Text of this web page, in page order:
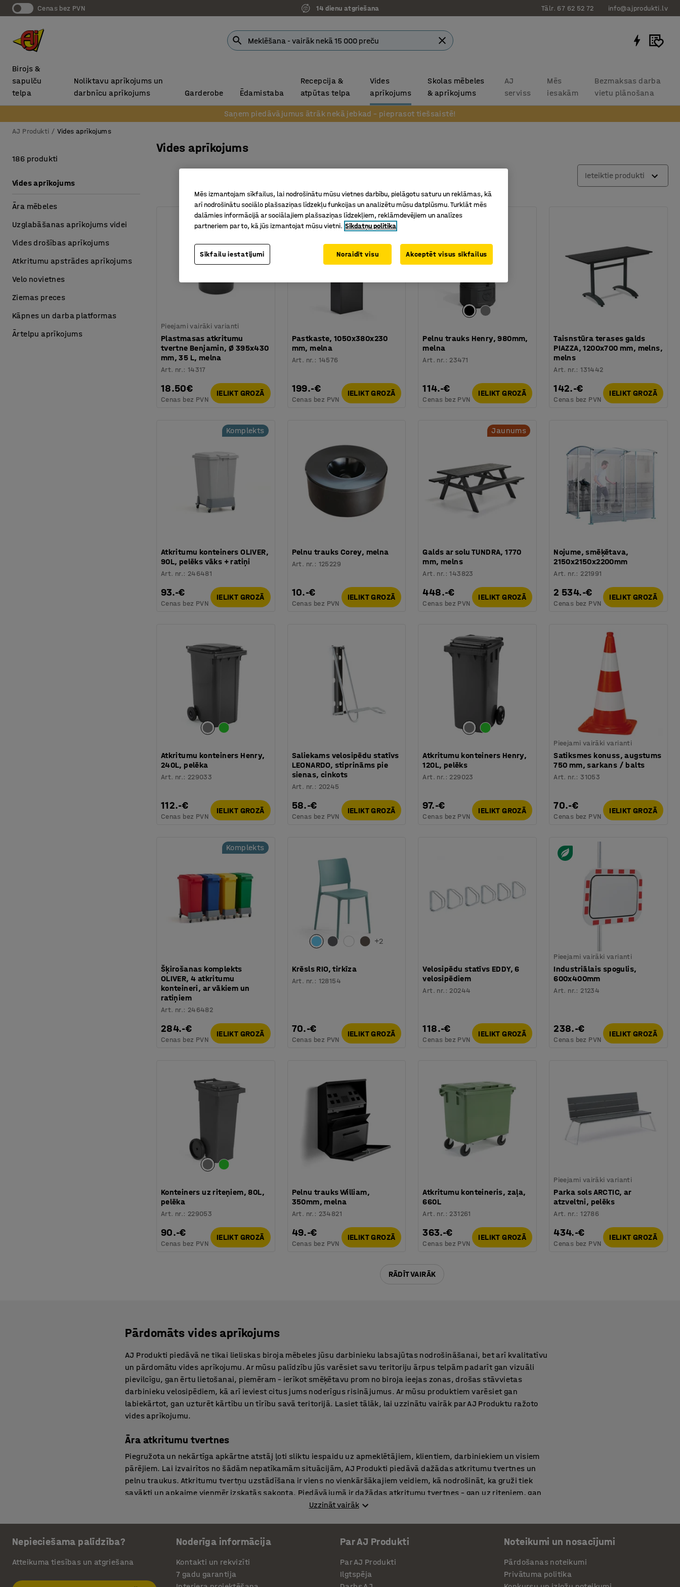
Cenas bez PVN 14 dienu atgriešana Tālr. 67 62 52 72 info@ajprodukti.lv
Birojs &
sapulču
telpa
Noliktavu aprīkojums un
darbnīcu aprīkojums
Garderobe Ēdamistaba
Recepcija &
atpūtas telpa
Vides
aprīkojums
Skolas mēbeles
& aprīkojums
AJ
serviss
Mēs
iesakām
Bezmaksas darba
vietu plānošana
Saņem piedāvājumus ātrāk nekā jebkad – pieprasot tiešsaistē!
AJ Produkti Vides aprīkojums
Vides aprīkojums
Ieteiktie produkti
Pieejami vairāki varianti
Plastmasas atkritumu
tvertne Benjamin, Ø 395x430
mm, 35 L, melna
Art. nr.: 14317
18.50€
Cenas bez PVN
IELIKT GROZĀ
Pastkaste, 1050x380x230
mm, melna
Art. nr. : 14576
199.-€
Cenas bez PVN
IELIKT GROZĀ
Pelnu trauks Henry, 980mm,
melna
Art. nr. : 23471
114.-€
Cenas bez PVN
IELIKT GROZĀ
Taisnstūra terases galds
PIAZZA, 1200x700 mm, melns,
melns
Art. nr.:131442
142.-€
Cenas bez PVN
IELIKT GROZĀ
Komplekts
Atkritumu konteiners OLIVER,
90L, pelēks vāks + ratiņi
Art. nr.: 246481
93.-€
Cenas bez PVN
IELIKT GROZĀ
Pelnu trauks Corey, melna
Art. nr. : 125229
10.-€
Cenas bez PVN
IELIKT GROZĀ
Jaunums
Galds ar solu TUNDRA, 1770
mm, melns
Art. nr. :143823
448.-€
Cenas bez PVN
IELIKT GROZĀ
Nojume, smēķētava,
2150x2150x2200mm
Art. nr.: 221991
2 534.-€
Cenas bez PVN
IELIKT GROZĀ
Atkritumu konteiners Henry,
240L, pelēka
Art. nr.: 229033
112.-€
Cenas bez PVN
IELIKT GROZĀ
Saliekams velosipēdu statīvs
LEONARDO, stiprināms pie
sienas, cinkots
Art. nr. : 20245
58.-€
Cenas bez PVN
IELIKT GROZĀ
Atkritumu konteiners Henry,
120L, pelēks
Art. nr. : 229023
97.-€
Cenas bez PVN
IELIKT GROZĀ
Pieejami vairāki varianti
Satiksmes konuss, augstums
750 mm, sarkans / balts
Art. nr.:31053
70.-€
Cenas bez PVN
IELIKT GROZĀ
Komplekts
Šķirošanas komplekts
OLIVER, 4 atkritumu
konteineri, ar vākiem un
ratiņiem
Art. nr.: 246482
284.-€
Cenas bez PVN
IELIKT GROZĀ
+2
Krēsls RIO, tirkīza
Art. nr. : 128154
70.-€
Cenas bez PVN
IELIKT GROZĀ
Velosipēdu statīvs EDDY, 6
velosipēdiem
Art. nr. : 20244
118.-€
Cenas bez PVN
IELIKT GROZĀ
Pieejami vairāki varianti
Industriālais spogulis,
600x400mm
Art. nr.: 21234
238.-€
Cenas bez PVN
IELIKT GROZĀ
Konteiners uz riteņiem, 80L,
pelēka
Art. nr.: 229053
90.-€
Cenas bez PVN
IELIKT GROZĀ
Pelnu trauks William,
350mm, melna
Art. nr. : 234821
49.-€
Cenas bez PVN
IELIKT GROZĀ
Atkritumu konteineris, zaļa,
660L
Art. nr. : 231261
363.-€
Cenas bez PVN
IELIKT GROZĀ
Pieejami vairāki varianti
Parka sols ARCTIC, ar
atzveltni, pelēks
Art. nr.:12786
434.-€
Cenas bez PVN
IELIKT GROZĀ
RĀDĪT VAIRĀK
186 produkti
Vides aprīkojums
Āra mēbeles
Uzglabāšanas aprīkojums videi
Vides drošības aprīkojums
Atkritumu apstrādes aprīkojums
Velo novietnes
Ziemas preces
Kāpnes un darba platformas
Ārtelpu aprīkojums
Pārdomāts vides aprīkojums
AJ Produkti piedāvā ne tikai lieliskas biroja mēbeles jūsu darbinieku labsajūtas nodrošināšanai, bet arī kvalitatīvu
un pārdomātu vides aprīkojumu. Ar mūsu palīdzību jūs varēsiet savu teritoriju ārpus telpām padarīt gan vizuāli
pievilcīgu, gan ērtu lietošanai, piemēram – ierīkot smēķētavu prom no biroja ieejas zonas, drošas stāvvietas
darbinieku velosipēdiem, kā arī ieviest citus jums noderīgus risinājumus. Ar mūsu produktiem varēsiet gan
labiekārtot, gan uzturēt kārtību un tīrību savā teritorijā. Lasiet tālāk, lai uzzinātu vairāk par AJ Produktu ražoto
vides aprīkojumu.
Āra atkritumu tvertnes
Piegružota un nekārtīga apkārtne atstāj ļoti sliktu iespaidu uz apmeklētājiem, klientiem, darbiniekiem un visiem
pārējiem. Lai izvairītos no šādām nepatīkamām situācijām, AJ Produkti piedāvā dažādas atkritumu tvertnes un
pelnu traukus. Atkritumu tvertņu uzstādīšana ir viens no vienkāršākajiem veidiem, kā nodrošināt, ka gruži tiek
savākti un apkaime vienmēr izskatās sakopta. Piedāvājumā ir dažādas atkritumu tvertnes – gan uz riteņiem, gan
stacionāras, gan pie sienas skrūvējamas, gan uz zemes liekamas. Noklikšķiniet uz katra produkta attēla, lai
Velosipēdu novietnes
Uzstādot uzņēmuma teritorijā velosipēdu novietnes, jūs ne tikai izveidosiet drošāku un labāk organizētu stāvvietu
darbinieku transportam, bet arī pamudināsiet savus darbiniekus pievērsties veselīgākam dzīvesveidam.
Piedāvājam gan velosipēdu statīvus, gan nojumes. Izvēloties velosipēdu statīvu, jums jāzina, cik daudzu un kāda
Uzzināt vairāk
Nepieciešama palīdzība?
Atteikuma tiesības un atgriešana
Noderīga informācija
Kontakti un rekvizīti
7 gadu garantija
Par AJ Produkti
Par AJ Produkti
Ilgtspēja
Noteikumi un nosacījumi
Pārdošanas noteikumi
Privātuma politika
Mēs izmantojam sīkfailus, lai nodrošinātu mūsu vietnes darbību, pielāgotu saturu un reklāmas, kā
arī nodrošinātu sociālo plašsaziņas līdzekļu funkcijas un analizētu mūsu datplūsmu. Turklāt mēs
dalāmies informācijā ar sociālajiem plašsaziņas līdzekļiem, reklāmdevējiem un analīzes
partneriem par to, kā jūs izmantojat mūsu vietni. Sīkdatņu politika
Sīkfailu iestatījumi Noraidīt visu Akceptēt visus sīkfailus